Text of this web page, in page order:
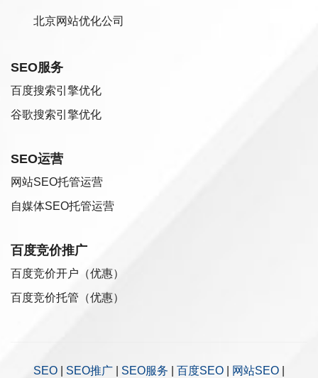
北京网站优化公司
SEO服务
百度搜索引擎优化
谷歌搜索引擎优化
SEO运营
网站SEO托管运营
自媒体SEO托管运营
百度竞价推广
百度竞价开户（优惠）
百度竞价托管（优惠）
SEO SEO推广 SEO服务 百度SEO 网站SEO